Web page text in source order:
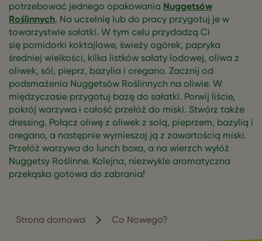
potrzebować jednego opakowania Nuggetsów
Roślinnych. Na uczelnię lub do pracy przygotuj je w
towarzystwie sałatki. W tym celu przydadzą Ci
się pomidorki koktajlowe, świeży ogórek, papryka
średniej wielkości, kilka listków sałaty lodowej, oliwa z
oliwek, sól, pieprz, bazylia i oregano. Zacznij od
podsmażenia Nuggetsów Roślinnych na oliwie. W
międzyczasie przygotuj bazę do sałatki. Porwij liście,
pokrój warzywa i całość przełóż do miski. Stwórz także
dressing. Połącz oliwę z oliwek z solą, pieprzem, bazylią i
oregano, a następnie wymieszaj ją z zawartością miski.
Przełóż warzywa do lunch boxa, a na wierzch wyłóż
Nuggetsy Roślinne. Kolejna, niezwykle aromatyczna
przekąska gotowa do zabrania!
Strona domowa Co Nowego?